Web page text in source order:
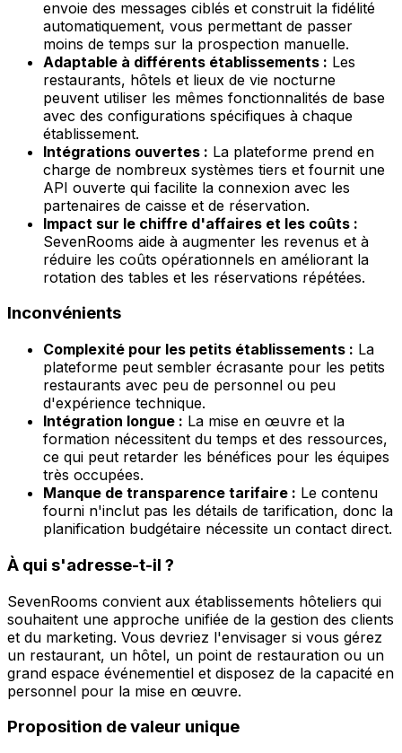
envoie des messages ciblés et construit la fidélité
automatiquement, vous permettant de passer
moins de temps sur la prospection manuelle.
Adaptable à différents établissements : Les
restaurants, hôtels et lieux de vie nocturne
peuvent utiliser les mêmes fonctionnalités de base
avec des configurations spécifiques à chaque
établissement.
Intégrations ouvertes : La plateforme prend en
charge de nombreux systèmes tiers et fournit une
API ouverte qui facilite la connexion avec les
partenaires de caisse et de réservation.
Impact sur le chiffre d'affaires et les coûts :
SevenRooms aide à augmenter les revenus et à
réduire les coûts opérationnels en améliorant la
rotation des tables et les réservations répétées.
Inconvénients
Complexité pour les petits établissements : La
plateforme peut sembler écrasante pour les petits
restaurants avec peu de personnel ou peu
d'expérience technique.
Intégration longue : La mise en œuvre et la
formation nécessitent du temps et des ressources,
ce qui peut retarder les bénéfices pour les équipes
très occupées.
Manque de transparence tarifaire : Le contenu
fourni n'inclut pas les détails de tarification, donc la
planification budgétaire nécessite un contact direct.
À qui s'adresse-t-il ?
SevenRooms convient aux établissements hôteliers qui
souhaitent une approche unifiée de la gestion des clients
et du marketing. Vous devriez l'envisager si vous gérez
un restaurant, un hôtel, un point de restauration ou un
grand espace événementiel et disposez de la capacité en
personnel pour la mise en œuvre.
Proposition de valeur unique